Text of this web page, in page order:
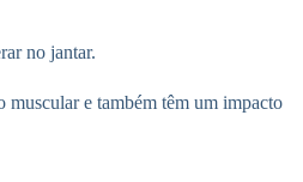
no jantar.
muscular e também têm um impacto